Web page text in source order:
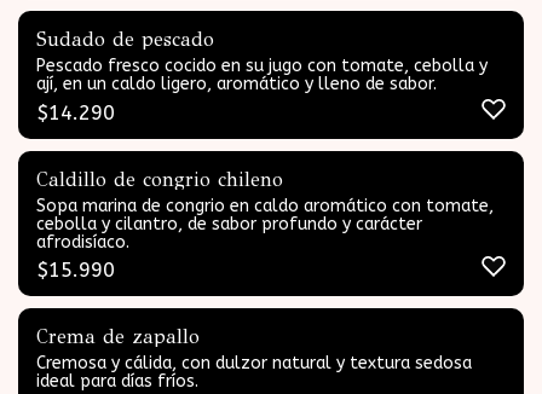
Sudado de pescado
Pescado fresco cocido en su jugo con tomate, cebolla y
ají, en un caldo ligero, aromático y lleno de sabor.
$14.290
Caldillo de congrio chileno
Sopa marina de congrio en caldo aromático con tomate,
cebolla y cilantro, de sabor profundo y carácter
afrodisíaco.
$15.990
Crema de zapallo
Cremosa y cálida, con dulzor natural y textura sedosa
ideal para días fríos.